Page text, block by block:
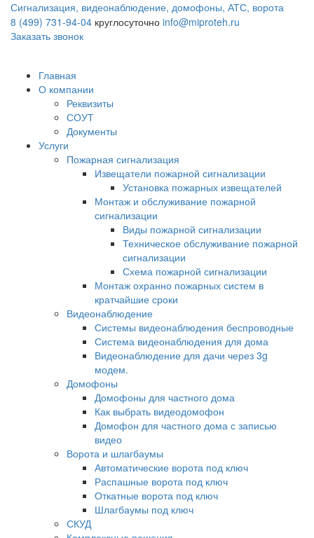
Сигнализация, видеонаблюдение, домофоны, АТС, ворота
8 (499) 731-94-04 круглосуточно info@miproteh.ru
Заказать звонок
Главная
О компании
Реквизиты
СОУТ
Документы
Услуги
Пожарная сигнализация
Извещатели пожарной сигнализации
Установка пожарных извещателей
Монтаж и обслуживание пожарной
сигнализации
Виды пожарной сигнализации
Техническое обслуживание пожарной
сигнализации
Схема пожарной сигнализации
Монтаж охранно пожарных систем в
кратчайшие сроки
Видеонаблюдение
Системы видеонаблюдения беспроводные
Система видеонаблюдения для дома
Видеонаблюдение для дачи через 3g
модем.
Домофоны
Домофоны для частного дома
Как выбрать видеодомофон
Домофон для частного дома с записью
видео
Ворота и шлагбаумы
Автоматические ворота под ключ
Распашные ворота под ключ
Откатные ворота под ключ
Шлагбаумы под ключ
СКУД